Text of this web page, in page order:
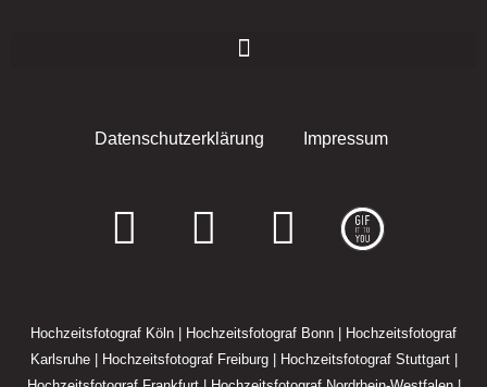
Datenschutzerklärung Impressum
F
c
e
I
s
t
E
v
e
Hochzeitsfotograf Köln Hochzeitsfotograf Bonn
Hochzeitsfotograf
Karlsruhe| Hochzeitsfotograf Freiburg| Hochzeitsfotograf Stuttgart|